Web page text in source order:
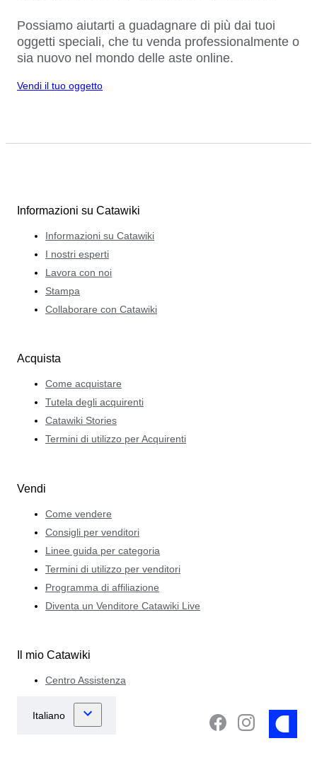
Possiamo aiutarti a guadagnare di più dai tuoi
oggetti speciali, che tu venda professionalmente o
sia nuovo nel mondo delle aste online.
Vendi il tuo oggetto
Informazioni su Catawiki
Informazioni su Catawiki
I nostri esperti
Lavora con noi
Stampa
Collaborare con Catawiki
Acquista
Come acquistare
Tutela degli acquirenti
Catawiki Stories
Termini di utilizzo per Acquirenti
Vendi
Come vendere
Consigli per venditori
Linee guida per categoria
Termini di utilizzo per venditori
Programma di affiliazione
Diventa un Venditore Catawiki Live
Il mio Catawiki
Centro Assistenza